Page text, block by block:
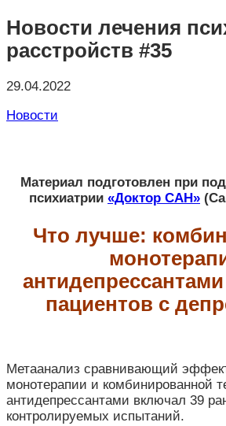
Новости лечения
расстройств #35
29.04.2022
Новости
Материал подготовлен при
психиатрии «Доктор САН»
Что лучше:
пациентов с
Метаанализ сравнивающий
монотерапии и комбинированной
антидепрессантами включал 39
контролируемых испытаний.